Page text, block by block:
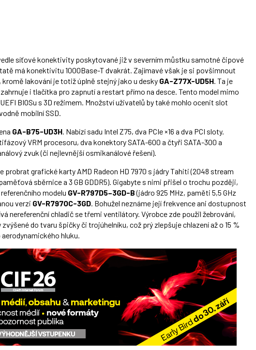
síťové konektivity poskytované již v severním můstku samotné čipové
má konektivitu 1000Base-T dvakrát. Zajímavé však je si povšimnout
kromě lakování je totiž úplně stejný jako u desky GA-Z77X-UD5H. Ta je
i tlačítka pro zapnutí a restart přímo na desce. Tento model mimo
BIOSu s 3D režimem. Množství uživatelů by také mohlo ocenit slot
mobilní SSD.
GA-B75-UD3H. Nabízí sadu Intel Z75, dva PCIe ×16 a dva PCI sloty.
VRM procesoru, dva konektory SATA-600 a čtyři SATA-300 a
zvuk (či nejlevnější osmikanálové řešení).
probrat grafické karty AMD Radeon HD 7970 s jádry Tahiti (2048 stream
sběrnice a 3 GB GDDR5). Gigabyte s nimi přišel o trochu později,
modelu GV-R797D5–3GD-B(jádro 925 MHz, paměti 5,5 GHz
verzi GV-R797OC-3GD. Bohužel neznáme její frekvence ani dostupnost
nereferenční chladič se třemi ventilátory. Výrobce zde použil žebrování,
do tvaru špičky či trojúhelníku, což prý zlepšuje chlazení až o 15 %
hluku.